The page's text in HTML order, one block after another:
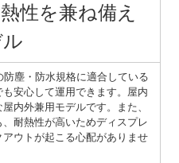
性を兼ね備え
塵・防水規格に適合している
安心して運用できます。屋内
内外兼用モデルです。また、
耐熱性が高いためディスプレ
ウトが起こる心配がありませ